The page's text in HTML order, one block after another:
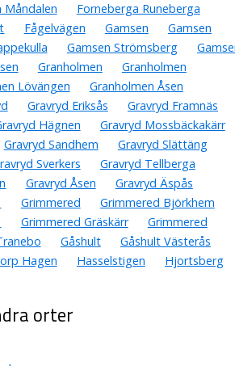
Måndalen
Forneberga Runeberga
Fågelvägen Gamsen
Gamsen
Gamsen Strömsberg
Granholmen
Granholmen
Lövängen
Granholmen Åsen
Gravryd Eriksås
Gravryd Framnäs
Hägnen
Gravryd Mossbäckakärr
Gravryd Sandhem
Gravryd Slättäng
Sverkers
Gravryd Tellberga
Gravryd Åsen
Gravryd Äspås
Grimmered
Grimmered Björkhem
Grimmered Gräskärr
Grimmered
Gåshult
Gåshult Västerås
Hagen Hasselstigen
Hjortsberg
orter